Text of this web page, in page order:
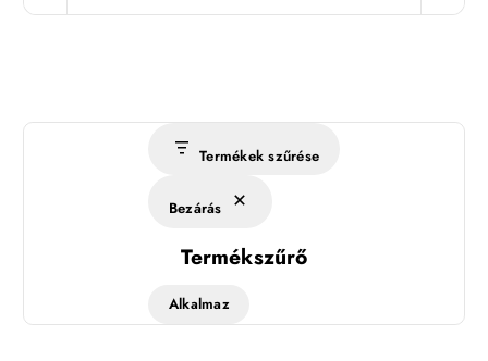
Termékek szűrése
Bezárás
Termékszűrő
Alkalmaz